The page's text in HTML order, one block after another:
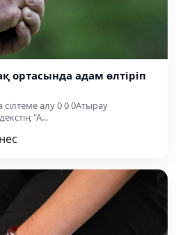
ортасында адам өлтіріп
алу 0 0 0Атырау
"А...